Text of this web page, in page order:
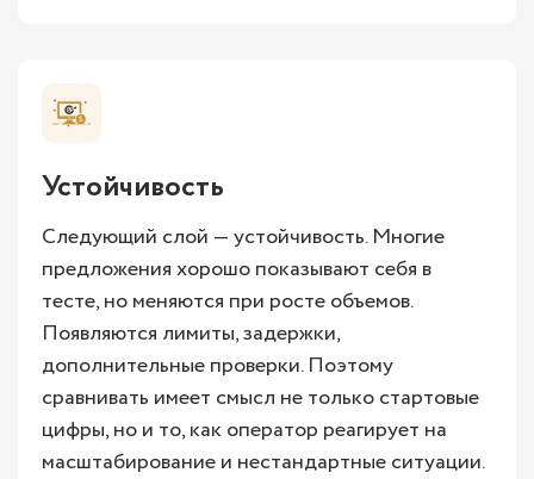
Устойчивость
Следующий слой — устойчивость. Многие
предложения хорошо показывают себя в
тесте, но меняются при росте объемов.
Появляются лимиты, задержки,
дополнительные проверки. Поэтому
сравнивать имеет смысл не только стартовые
цифры, но и то, как оператор реагирует на
масштабирование и нестандартные ситуации.